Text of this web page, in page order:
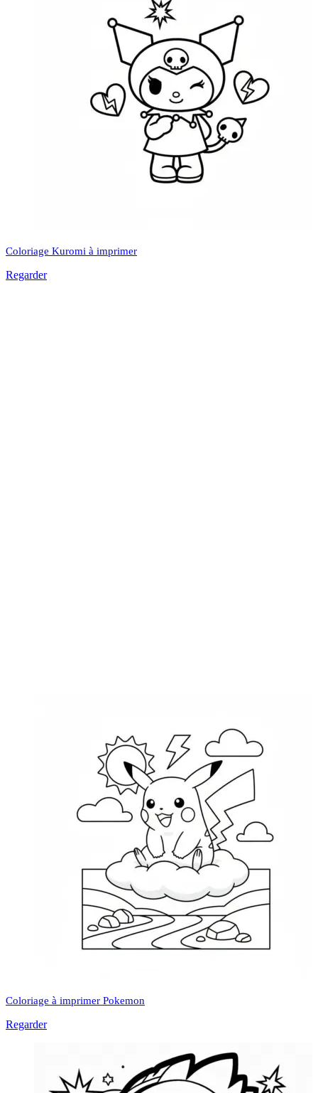
Coloriage Kuromi à imprimer
Regarder
Coloriage à imprimer Pokemon
Regarder